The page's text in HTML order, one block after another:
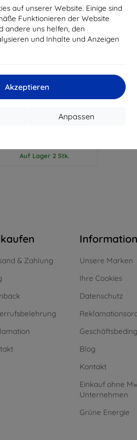
auf unserer Website. Einige sind
Funktionieren der Website
andere uns helfen, den
und Inhalte und Anzeigen
Akzeptieren
Anpassen
-10%
mit
Gutschein
EXTRA10
Tactical Book Dreifach
Redmi Pad SE 11" Schwarz
(57983120942)
Auf Lager 2 Stk.
& Zahlung
Information
Unsere Marken
Ihre Cookies
Datenschutz
Blog
Kontakt
Einkauf ohne
Unternehmen
Grüne Energie